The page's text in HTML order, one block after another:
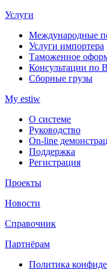
Услуги
Международные
Услуги импортера
Таможенное
Консультации по
Сборные грузы
My estiw
О системе
Руководство
On-line
Поддержка
Регистрация
Проекты
Новости
Справочник
Партнёрам
Политика